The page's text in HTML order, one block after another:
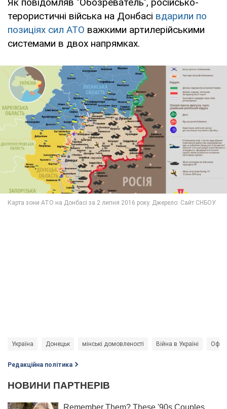
терористичні війська на Донбасі вдарили по
позиціях сил АТО важкими артилерійськими
системами в двох напрямках.
Україна Донецьк мінські домовленості Війна в Україні Офіс
Редакційна політика